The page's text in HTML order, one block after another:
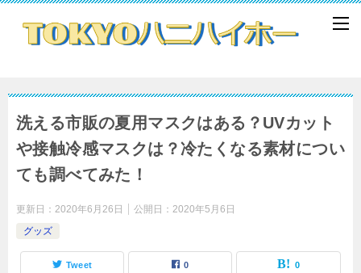
洗える市販の夏用マスクはある？UVカット
や接触冷感マスクは？冷たくなる素材につい
ても調べてみた！
更新日： 2020年6月26日 公開日： 2020年5月6日
グッズ
Tweet 0 0